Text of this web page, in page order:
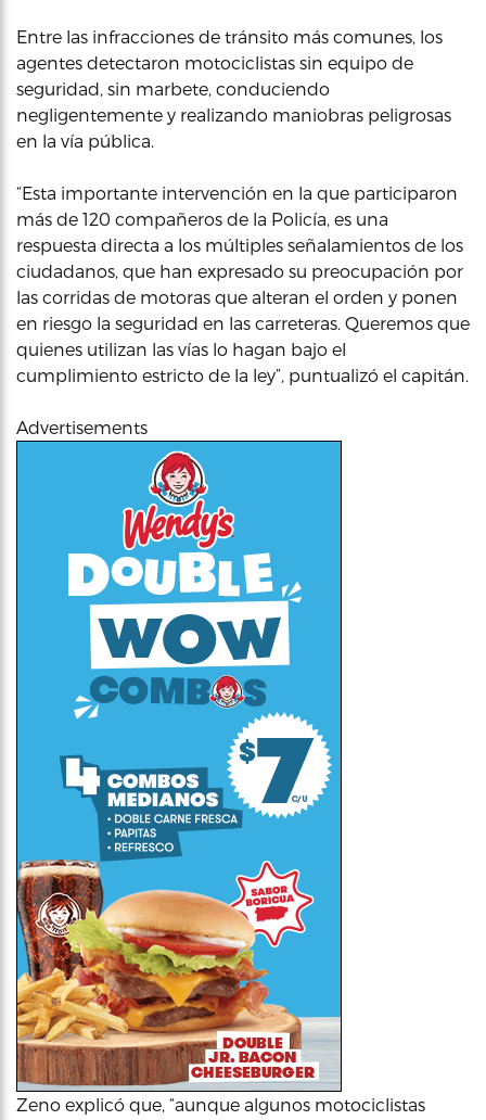
Entre las infracciones de tránsito más comunes, los
agentes detectaron motociclistas sin equipo de
seguridad, sin marbete, conduciendo
negligentemente y realizando maniobras peligrosas
en la vía pública.
“Esta importante intervención en la que participaron
más de 120 compañeros de la Policía, es una
respuesta directa a los múltiples señalamientos de los
ciudadanos, que han expresado su preocupación por
las corridas de motoras que alteran el orden y ponen
en riesgo la seguridad en las carreteras. Queremos que
quienes utilizan las vías lo hagan bajo el
cumplimiento estricto de la ley”, puntualizó el capitán.
Advertisements
Zeno explicó que, “aunque algunos motociclistas